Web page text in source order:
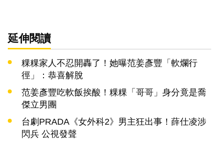
延伸閱讀
粿粿家人不忍開轟了！她曝范姜彥豐「軟爛行
徑」：恭喜解脫
范姜彥豐吃軟飯挨酸！粿粿「哥哥」身分竟是喬
傑立男團
台劇PRADA《女外科2》男主狂出事！薛仕凌涉
閃兵 公視發聲